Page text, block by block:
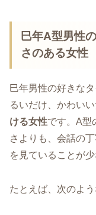
巳年A型男性
さのある女性
巳年男性の好きな
るいだけ、かわいい
ける女性です。A型
さよりも、会話の
を見ていることが少
たとえば、次のよ